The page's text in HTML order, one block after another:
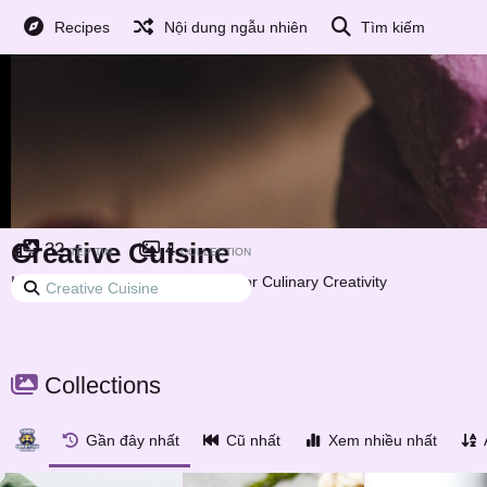
Recipes Nội dung ngẫu nhiên Tìm kiếm
Creative Cuisine
Inspiring and Innovative Recipes for Culinary Creativity
32 TỆP TIN 4 COLLECTION
Collections
Gần đây nhất Cũ nhất Xem nhiều nhất